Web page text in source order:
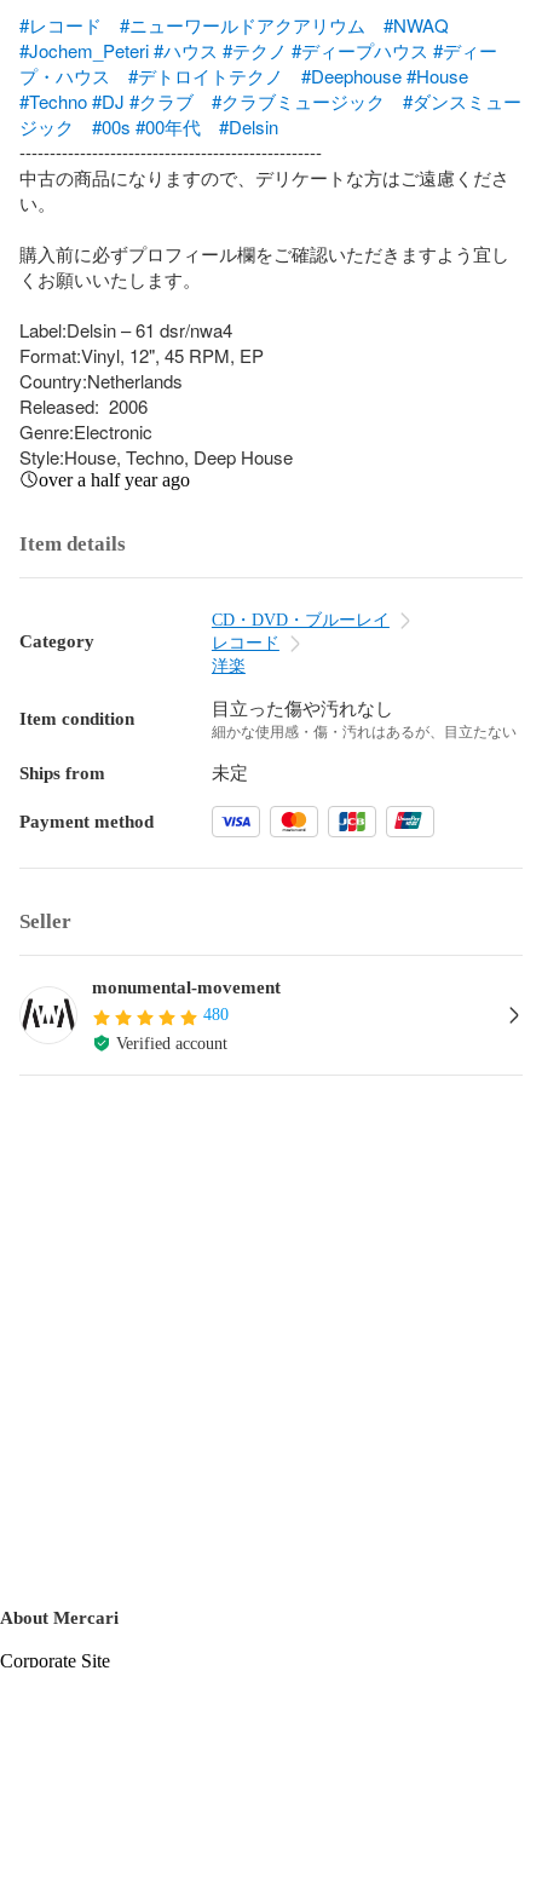
#レコード
#ニューワールドアクアリウム
#NWAQ
#Jochem_Peteri#ハウス #テクノ #ディープハウス #ディー
プ・ハウス
#デトロイトテクノ #Deephouse#House
#Techno#DJ #クラブ #クラブミュージック
#ダンスミュー
ジック
#00s #00年代
#Delsin
--------------------------------------------------
中古の商品になりますので、デリケートな方はご遠慮くださ
い。
購入前に必ずプロフィール欄をご確認いただきますよう宜し
くお願いいたします。
Label:Delsin – 61 dsr/nwa4
Format:Vinyl, 12", 45 RPM, EP
Country:Netherlands
Released:  2006
Genre:Electronic
Style:House, Techno, Deep House
over a half year ago
Item details
Category
CD・DVD・ブルーレイ
レコード
洋楽
Item condition 目立った傷や汚れなし
細かな使用感・傷・汚れはあるが、目立たない
Ships from 未定
Payment method
Seller
monumental-movement
480
Verified account
About Mercari
Corporate Site